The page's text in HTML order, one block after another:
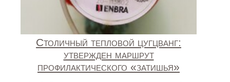
Столичный тепловой цугцванг:
утвержден маршрут
профилактического «затишья»